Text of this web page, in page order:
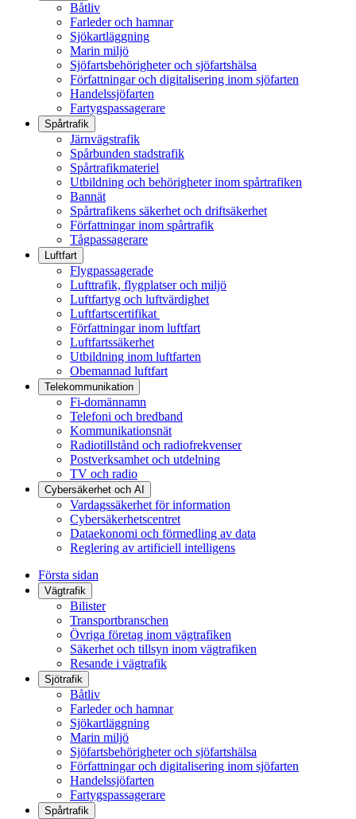
Båtliv
Farleder och hamnar
Sjökartläggning
Marin miljö
Sjöfartsbehörigheter och sjöfartshälsa
Författningar och digitalisering inom sjöfarten
Handelssjöfarten
Fartygspassagerare
Spårtrafik
Järnvägstrafik
Spårbunden stadstrafik
Spårtrafikmateriel
Utbildning och behörigheter inom spårtrafiken
Bannät
Spårtrafikens säkerhet och driftsäkerhet
Författningar inom spårtrafik
Tågpassagerare
Luftfart
Flygpassagerade
Lufttrafik, flygplatser och miljö
Luftfartyg och luftvärdighet
Luftfartscertifikat
Författningar inom luftfart
Luftfartssäkerhet
Utbildning inom luftfarten
Obemannad luftfart
Telekommunikation
Fi-domännamn
Telefoni och bredband
Kommunikationsnät
Radiotillstånd och radiofrekvenser
Postverksamhet och utdelning
TV och radio
Cybersäkerhet och AI
Vardagssäkerhet för information
Cybersäkerhetscentret
Dataekonomi och förmedling av data
Reglering av artificiell intelligens
Första sidan
Vägtrafik
Bilister
Transportbranschen
Övriga företag inom vägtrafiken
Säkerhet och tillsyn inom vägtrafiken
Resande i vägtrafik
Sjötrafik
Båtliv
Farleder och hamnar
Sjökartläggning
Marin miljö
Sjöfartsbehörigheter och sjöfartshälsa
Författningar och digitalisering inom sjöfarten
Handelssjöfarten
Fartygspassagerare
Spårtrafik